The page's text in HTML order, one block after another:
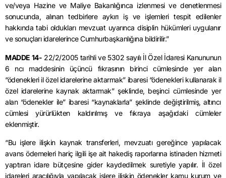
ve/veya Hazine ve Maliye Bakanlığınca izlenmesi ve denetlenmesi
sonucunda, alınan tedbirlere aykırı iş ve işlemleri tespit edilenler
hakkında tabi oldukları mevzuat uyarınca disiplin hükümleri uygulanır
ve sonuçları idarelerince Cumhurbaşkanlığına bildirilir.”
MADDE 14- 22/2/2005 tarihli ve 5302 sayılı İl Özel İdaresi Kanununun
6 ncı maddesinin üçüncü fıkrasının birinci cümlesinde yer alan
“ödenekleri il özel idarelerine aktarmak” ibaresi “ödenekleri kullanarak il
özel idarelerine kaynak aktarmak” şeklinde, beşinci cümlesinde yer
alan “ödenekler ile” ibaresi “kaynaklarla” şeklinde değiştirilmiş, altıncı
cümlesi yürürlükten kaldırılmış ve fıkraya aşağıdaki cümleler
eklenmiştir.
“Bu işlere ilişkin kaynak transferleri, mevzuatı gereğince yapılacak
avans ödemeleri hariç ilgili işe ait hakediş raporlarına istinaden hizmeti
yaptıran idare bütçesine gider kaydedilmek suretiyle yapılır. İl özel
idareleri aracılığıyla yapılacak işlere ilişkin ödenekler kamu kurum ve